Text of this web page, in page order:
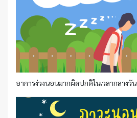
อาการง่วงนอนมากผิดปกติในเวลากลางวัน